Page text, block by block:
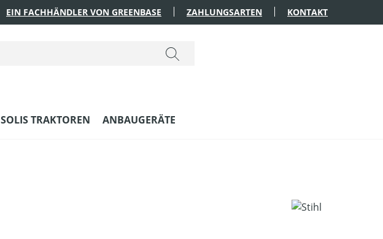
EIN FACHHÄNDLER VON GREENBASE ZAHLUNGSARTEN KONTAKT
SOLIS TRAKTOREN ANBAUGERÄTE